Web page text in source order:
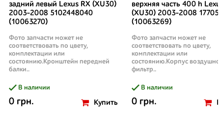
задний левый Lexus RX (XU30)
2003-2008 5102448040
(10063270)
Фото запчасти может не
соответствовать по цвету,
комплектации или
состоянию.Кронштейн передней
балки..
В наличии
0 грн. Купить
верхняя часть 400 h
(XU30) 2003-2008
(10063269)
Фото запчасти может не
соответствовать по цвету,
комплектации или
состоянию.Корпус
фильтр..
В наличии
0 грн.